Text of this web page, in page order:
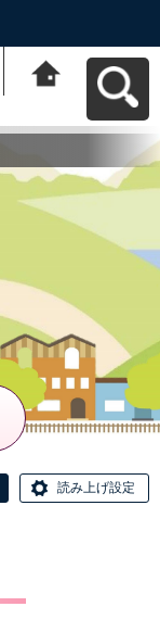
る
読み上げ設定